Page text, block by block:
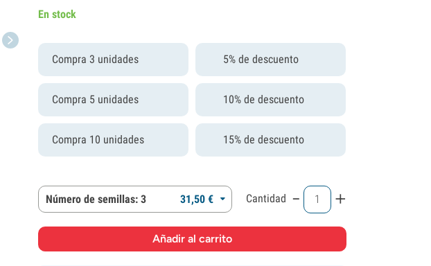
En stock
Compra 3 unidades 5% de descuento
Compra 5 unidades 10% de descuento
Compra 10 unidades 15% de descuento
Número de semillas: 3 31,50 € Cantidad - +